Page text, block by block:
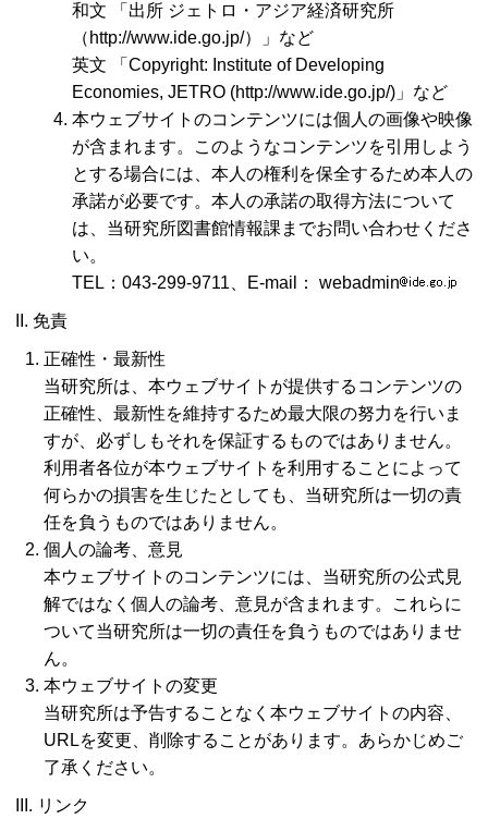
和文 「出所 ジェトロ・アジア経済研究所
（http://www.ide.go.jp/）」など
英文 「Copyright: Institute of Developing
Economies, JETRO (http://www.ide.go.jp/)」など
本ウェブサイトのコンテンツには個人の画像や映像
が含まれます。このようなコンテンツを引用しよう
とする場合には、本人の権利を保全するため本人の
承諾が必要です。本人の承諾の取得方法について
は、当研究所図書館情報課までお問い合わせくださ
い。
TEL：043-299-9711、E-mail： webadmin
II. 免責
正確性・最新性
当研究所は、本ウェブサイトが提供するコンテンツの
正確性、最新性を維持するため最大限の努力を行いま
すが、必ずしもそれを保証するものではありません。
利用者各位が本ウェブサイトを利用することによって
何らかの損害を生じたとしても、当研究所は一切の責
任を負うものではありません。
個人の論考、意見
本ウェブサイトのコンテンツには、当研究所の公式見
解ではなく個人の論考、意見が含まれます。これらに
ついて当研究所は一切の責任を負うものではありませ
ん。
本ウェブサイトの変更
当研究所は予告することなく本ウェブサイトの内容、
URLを変更、削除することがあります。あらかじめご
了承ください。
III. リンク